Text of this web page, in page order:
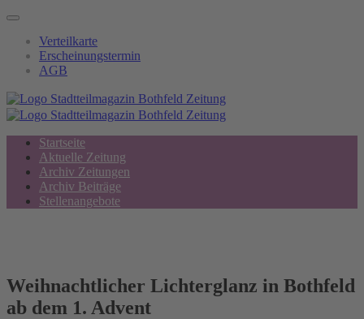
Verteilkarte
Erscheinungstermin
AGB
Startseite
Aktuelle Zeitung
Archiv Zeitungen
Archiv Beiträge
Stellenangebote
Weihnachtlicher Lichterglanz in Bothfeld
ab dem 1. Advent